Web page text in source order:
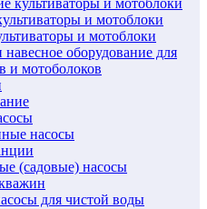
культиваторы и мотоблоки
и мотоблоки
и мотоблоки
оборудование для
и мотоболоков
насосы
(садовые) насосы
для чистой воды